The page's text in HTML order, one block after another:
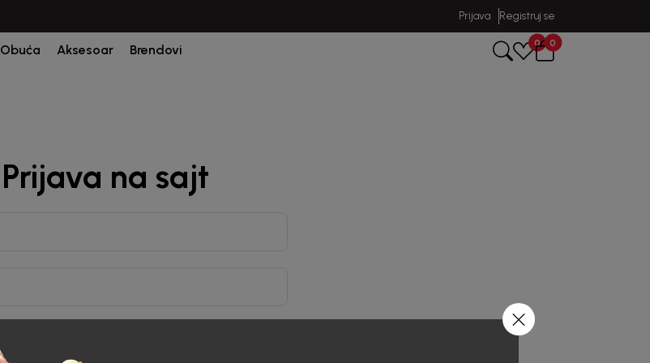
Prijava Registruj se
Obuća Aksesoar Brendovi 0 0
Prijava na sajt